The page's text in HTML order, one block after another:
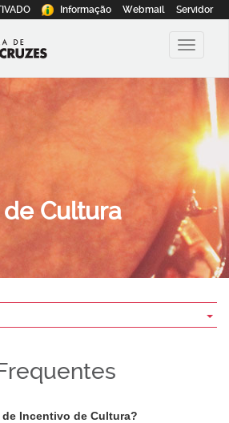
Informação Webmail Servidor
Cultura
Incentivo de Cultura?